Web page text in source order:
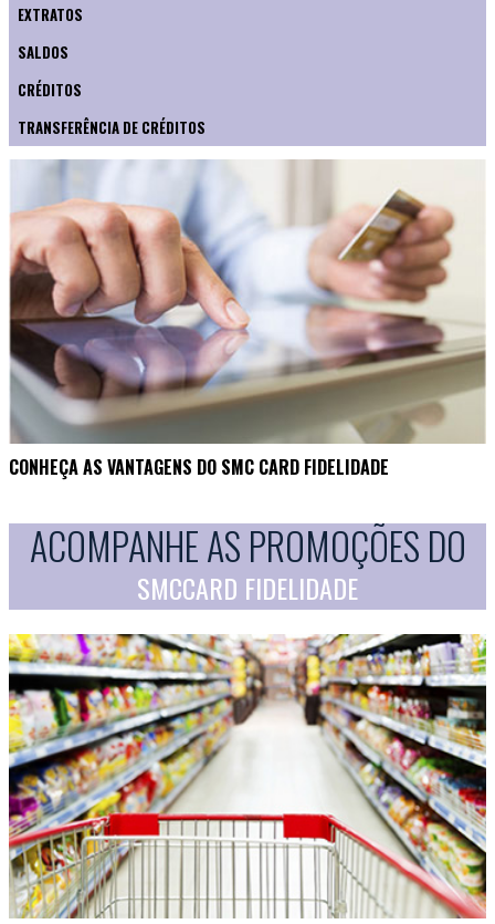
EXTRATOS
SALDOS
CRÉDITOS
TRANSFERÊNCIA DE CRÉDITOS
CONHEÇA AS VANTAGENS DO SMC CARD FIDELIDADE
ACOMPANHE AS PROMOÇÕES DO
SMCCARD FIDELIDADE